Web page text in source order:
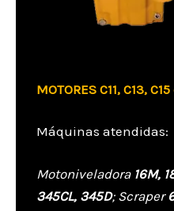
MOTORES C11, C13, C15
Máquinas atendidas:
Motoniveladora16M,
345CL, 345D; Scraper